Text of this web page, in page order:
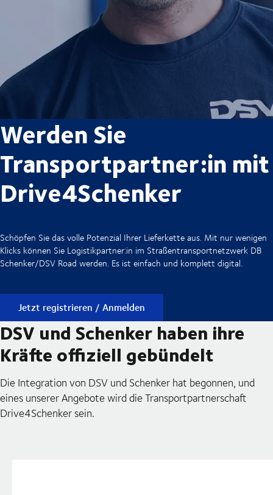
Werden Sie
Transportpartner:in mit
Drive4Schenker
Schöpfen Sie das volle Potenzial Ihrer Lieferkette aus. Mit nur wenigen
Klicks können Sie Logistikpartner:in im Straßentransportnetzwerk DB
Schenker/DSV Road werden. Es ist einfach und komplett digital.
Jetzt registrieren / Anmelden
DSV und Schenker haben ihre
Kräfte offiziell gebündelt
Die Integration von DSV und Schenker hat begonnen, und
eines unserer Angebote wird die Transportpartnerschaft
Drive4Schenker sein.